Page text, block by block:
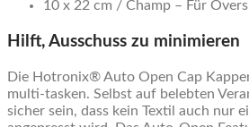
10 x 22 cm / Champ – Für
Hilft, Ausschuss zu minimieren
Die Hotronix® Auto Open Cap
multi-tasken. Selbst auf belebten
sicher sein, dass kein Textil auch nur